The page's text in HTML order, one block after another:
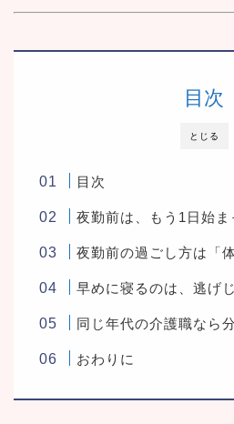
とじる
目次
目次
夜勤前は、もう1日始ま
夜勤前の過ごし方は「
早めに寝るのは、逃げ
同じ年代の介護職なら
おわりに